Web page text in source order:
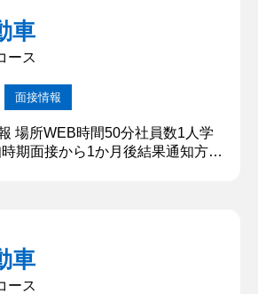
ビリティによる自動配送やごみ回
を進めてまいりました。 学業の他
車
ース
面接情報
場所WEB時間50分社員数1人学
期面接から1か月後結果通知方法
リティによる自動配送やごみ回収
進めてまいりました。 学業の他
...
車
ース